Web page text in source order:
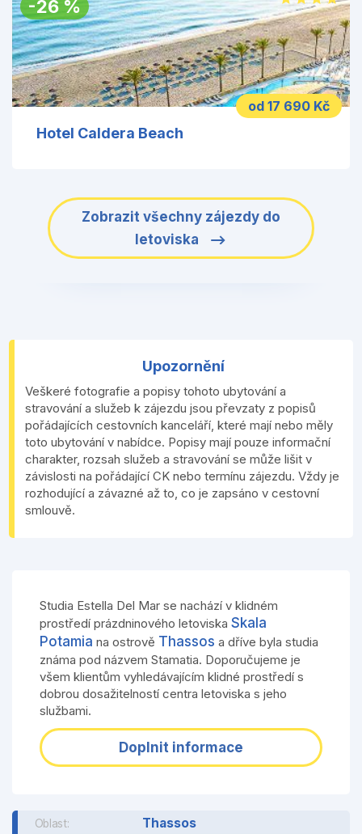
od 17 690 Kč
-26 %
Hotel Caldera Beach
Zobrazit všechny zájezdy do
letoviska
Upozornění
Veškeré fotografie a popisy tohoto ubytování a
stravování a služeb k zájezdu jsou převzaty z popisů
pořádajících cestovních kanceláří, které mají nebo měly
toto ubytování v nabídce. Popisy mají pouze informační
charakter, rozsah služeb a stravování se může lišit v
závislosti na pořádající CK nebo termínu zájezdu. Vždy je
rozhodující a závazné až to, co je zapsáno v cestovní
smlouvě.
Studia Estella Del Mar se nachází v klidném
prostředí prázdninového letoviska Skala
Potamia na ostrově Thassos a dříve byla studia
známa pod názvem Stamatia. Doporučujeme je
všem klientům vyhledávajícím klidné prostředí s
dobrou dosažitelností centra letoviska s jeho
službami.
Doplnit informace
Oblast: Thassos